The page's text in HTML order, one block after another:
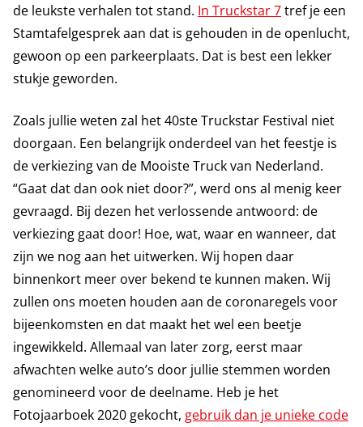
de leukste verhalen tot stand. In Truckstar 7tref je een
Stamtafelgesprek aan dat is gehouden in de openlucht,
gewoon op een parkeerplaats. Dat is best een lekker
stukje geworden.
Zoals jullie weten zal het 40ste Truckstar Festival niet
doorgaan. Een belangrijk onderdeel van het feestje is
de verkiezing van de Mooiste Truck van Nederland.
“Gaat dat dan ook niet door?”, werd ons al menig keer
gevraagd. Bij dezen het verlossende antwoord: de
verkiezing gaat door! Hoe, wat, waar en wanneer, dat
zijn we nog aan het uitwerken. Wij hopen daar
binnenkort meer over bekend te kunnen maken. Wij
zullen ons moeten houden aan de coronaregels voor
bijeenkomsten en dat maakt het wel een beetje
ingewikkeld. Allemaal van later zorg, eerst maar
afwachten welke auto’s door jullie stemmen worden
genomineerd voor de deelname. Heb je het
Fotojaarboek 2020 gekocht, gebruik dan je unieke code